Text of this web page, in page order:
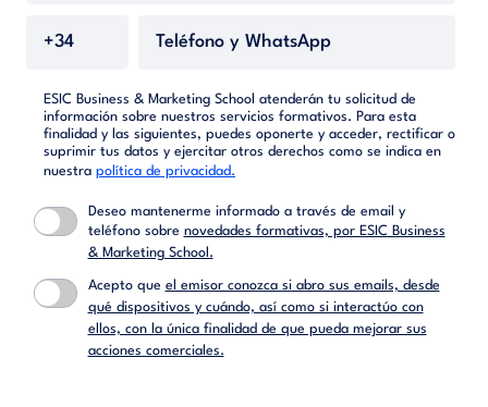
ESIC Business & Marketing School atenderán tu solicitud de
información sobre nuestros servicios formativos. Para esta
finalidad y las siguientes, puedes oponerte y acceder, rectificar o
suprimir tus datos y ejercitar otros derechos como se indica en
nuestra política de privacidad.
Deseo mantenerme informado a través de email y
teléfono sobre novedades formativas, por ESIC Business
& Marketing School.
Acepto que el emisor conozca si abro sus emails, desde
qué dispositivos y cuándo, así como si interactúo con
ellos, con la única finalidad de que pueda mejorar sus
acciones comerciales.